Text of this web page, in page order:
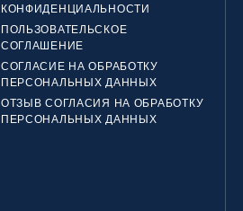
КОНФИДЕНЦИАЛЬНОСТИ
ПОЛЬЗОВАТЕЛЬСКОЕ
СОГЛАШЕНИЕ
СОГЛАСИЕ НА ОБРАБОТКУ
ПЕРСОНАЛЬНЫХ ДАННЫХ
ОТЗЫВ СОГЛАСИЯ НА ОБРАБОТКУ
ПЕРСОНАЛЬНЫХ ДАННЫХ